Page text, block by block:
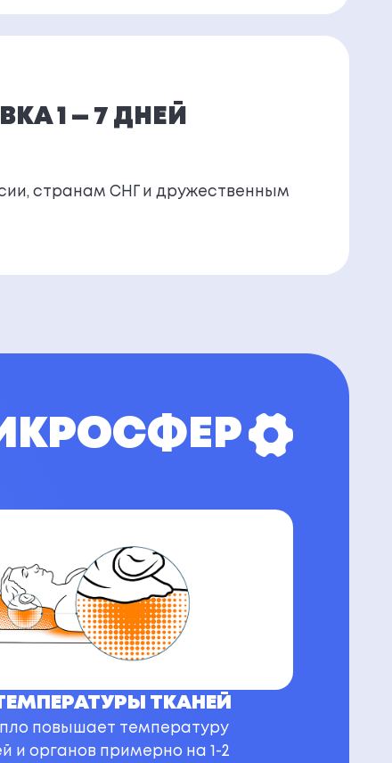
1 — 7 ДНЕЙ
странам СНГ и дружественным
ТКАНЕЙ
повышает температуру
и органов примерно на 1-2